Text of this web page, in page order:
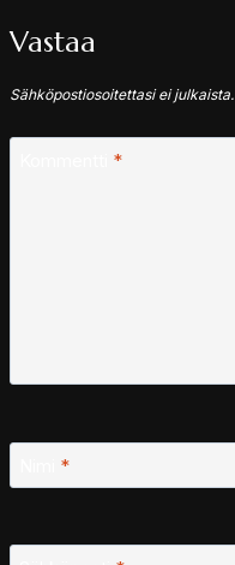
Vastaa
Sähköpostiosoitettasi ei julkaista.
*
*